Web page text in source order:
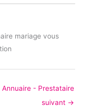
mariage vous
Annuaire - Prestataire
suivant →